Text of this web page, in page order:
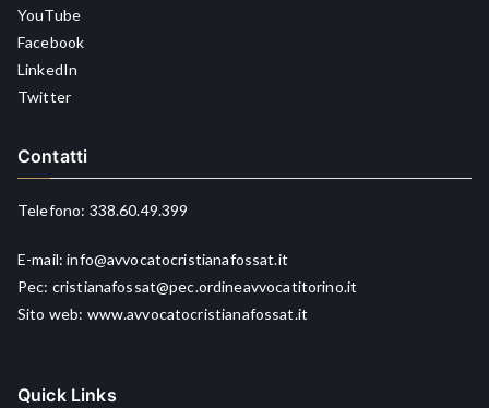
YouTube
Facebook
LinkedIn
Twitter
Contatti
Telefono: 338.60.49.399
E-mail:info@avvocatocristianafossat.it
Pec: cristianafossat@pec.ordineavvocatitorino.it
Sito web: www.avvocatocristianafossat.it
Quick Links